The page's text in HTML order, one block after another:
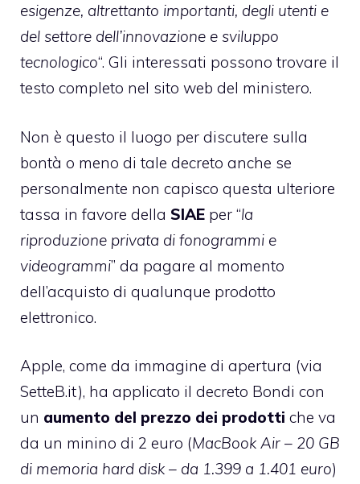
esigenze, altrettanto importanti, degli utenti e
del settore dell’innovazione e sviluppo
tecnologico“. Gli interessati possono trovare il
testo completo nel sito web del ministero.
Non è questo il luogo per discutere sulla
bontà o meno di tale decreto anche se
personalmente non capisco questa ulteriore
tassa in favore della SIAE per “la
riproduzione privata di fonogrammi e
videogrammi” da pagare al momento
dell’acquisto di qualunque prodotto
elettronico.
Apple, come da immagine di apertura (via
SetteB.it), ha applicato il decreto Bondi con
un aumento del prezzo dei prodotti che va
da un minino di 2 euro (MacBook Air – 20 GB
di memoria hard disk – da 1.399 a 1.401 euro)